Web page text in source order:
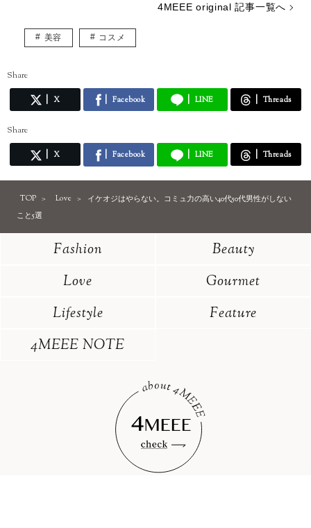
4MEEE original 記事一覧へ
美容 コスメ
Share
X Facebook LINE Threads
Share
X Facebook LINE Threads
TOP Love
イケオジはやらない。コミュ力の高い40代50代男性がしない
こと5選
Fashion
Beauty
Love
Gourmet
Lifestyle
Feature
4MEEE NOTE